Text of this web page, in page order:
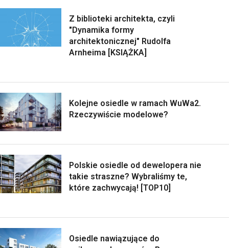
Z biblioteki architekta, czyli
"Dynamika formy
architektonicznej" Rudolfa
Arnheima [KSIĄŻKA]
Kolejne osiedle w ramach WuWa2.
Rzeczywiście modelowe?
Polskie osiedle od dewelopera nie
takie straszne? Wybraliśmy te,
które zachwycają! [TOP10]
Osiedle nawiązujące do